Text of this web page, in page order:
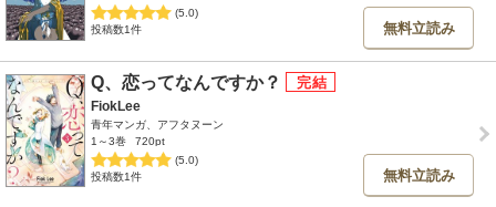
(5.0)
投稿数1件
無料立読み
Q、恋ってなんですか？
FiokLee
青年マンガ、アフタヌーン
1～3巻
720pt
(5.0)
投稿数1件
無料立読み